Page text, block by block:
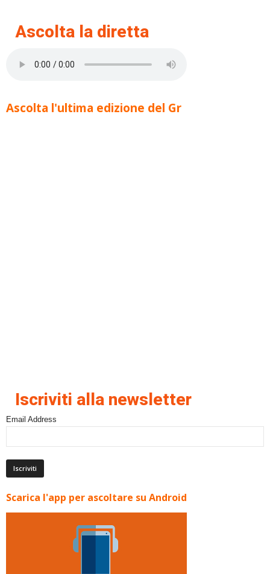
Ascolta la diretta
Ascolta l'ultima edizione del Gr
Iscriviti alla newsletter
Email Address
Scarica l'app per ascoltare su Android